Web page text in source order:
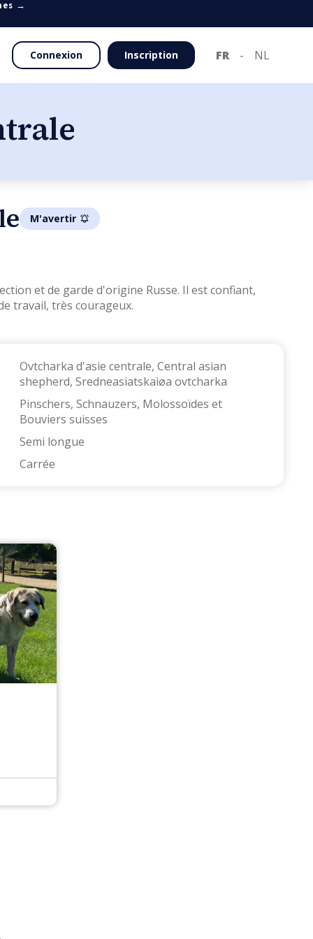
→
Connexion Inscription FR - NL
M'avertir
et de garde d'origine Russe. Il est confiant,
travail, très courageux.
Ovtcharka d'asie centrale, Central asian
shepherd, Sredneasiatskaìøa ovtcharka
Pinschers, Schnauzers, Molossoïdes et
Bouviers suisses
Semi longue
Carrée